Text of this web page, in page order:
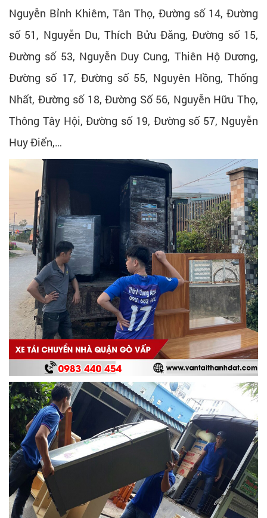
Nguyễn Bỉnh Khiêm, Tân Thọ, Đường số 14, Đường
số 51, Nguyễn Du, Thích Bửu Đăng, Đường số 15,
Đường số 53, Nguyễn Duy Cung, Thiên Hộ Dương,
Đường số 17, Đường số 55, Nguyên Hồng, Thống
Nhất, Đường số 18, Đường Số 56, Nguyễn Hữu Thọ,
Thông Tây Hội, Đường số 19, Đường số 57, Nguyễn
Huy Điển,…